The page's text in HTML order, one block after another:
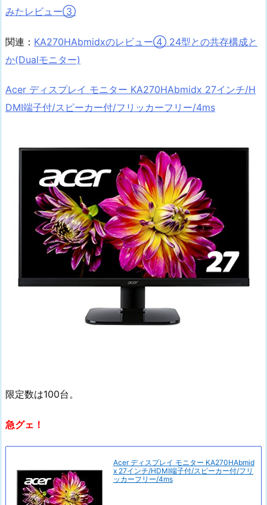
みたレビュー③
関連： KA270HAbmidxのレビュー④ 24型との共存構成と
か(Dualモニター)
Acer ディスプレイ モニター KA270HAbmidx 27インチ/H
DMI端子付/スピーカー付/フリッカーフリー/4ms
限定数は100台。
急グェ！
Acer ディスプレイ モニター KA270HAbmid
x 27インチ/HDMI端子付/スピーカー付/フリ
ッカーフリー/4ms